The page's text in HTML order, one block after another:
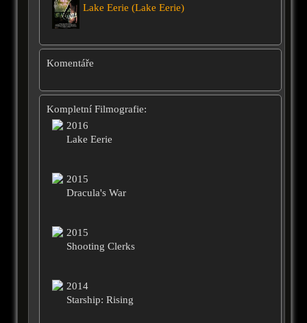
Lake Eerie (Lake Eerie)
Komentáře
Kompletní Filmografie:
2016
Lake Eerie
2015
Dracula's War
2015
Shooting Clerks
2014
Starship: Rising